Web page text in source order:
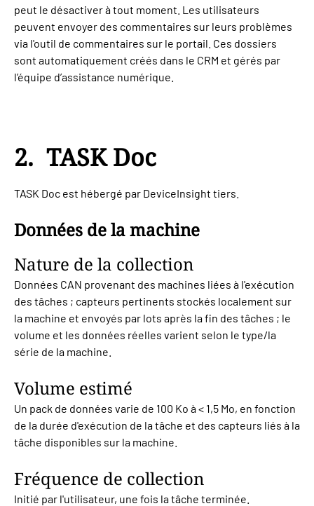
peut le désactiver à tout moment. Les utilisateurs
peuvent envoyer des commentaires sur leurs problèmes
via l'outil de commentaires sur le portail. Ces dossiers
sont automatiquement créés dans le CRM et gérés par
l’équipe d’assistance numérique.
2. TASK Doc
TASK Doc est hébergé par DeviceInsight tiers.
Données de la machine
Nature de la collection
Données CAN provenant des machines liées à l'exécution
des tâches ; capteurs pertinents stockés localement sur
la machine et envoyés par lots après la fin des tâches ; le
volume et les données réelles varient selon le type/la
série de la machine.
Volume estimé
Un pack de données varie de 100 Ko à < 1,5 Mo, en fonction
de la durée d'exécution de la tâche et des capteurs liés à la
tâche disponibles sur la machine.
Fréquence de collection
Initié par l'utilisateur, une fois la tâche terminée.